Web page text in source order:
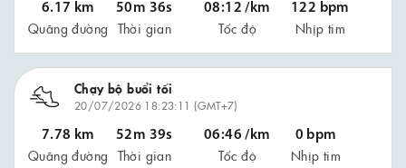
6.17 km
Quãng đường
50m 36s
Thời gian
08:12 /km
Tốc độ
122 bpm
Nhịp tim
Chạy bộ buổi tối
20/07/2026 18:23:11 (GMT+7)
7.78 km
Quãng đường
52m 39s
Thời gian
06:46 /km
Tốc độ
0 bpm
Nhịp tim